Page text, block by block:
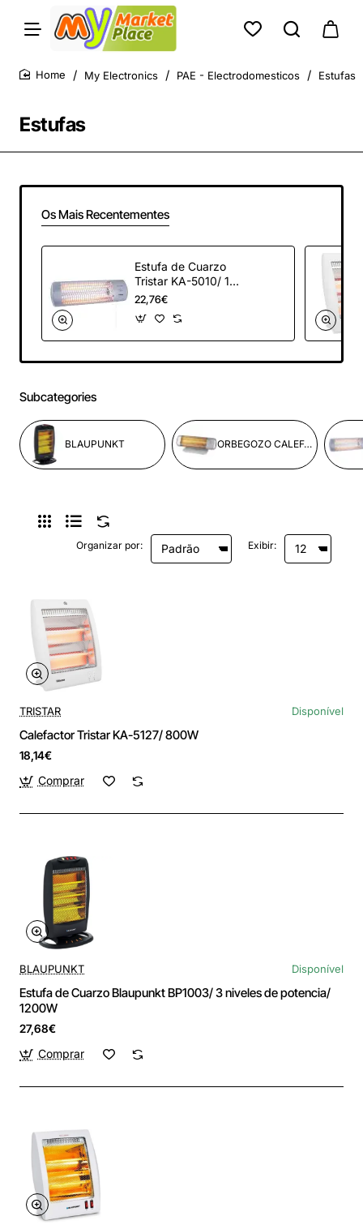
Estufas
My Electronics PAE - Electrodomesticos Estufas
Os Mais Recentementes
Estufa de Cuarzo
Tristar KA-5010/ 1
nivel de potencia/
1200W
22,76€
Subcategories
BLAUPUNKT ORBEGOZO CALEFACCION
Organizar por: Exibir:
TRISTAR Disponível
Calefactor Tristar KA-5127/ 800W
18,14€
Comprar
BLAUPUNKT Disponível
Estufa de Cuarzo Blaupunkt BP1003/ 3 niveles de potencia/
1200W
27,68€
Comprar